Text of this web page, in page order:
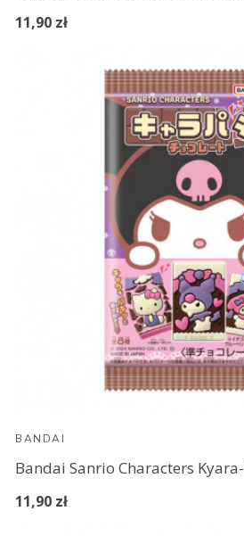
11,90 zł
BANDAI
Bandai Sanrio Characters
11,90 zł